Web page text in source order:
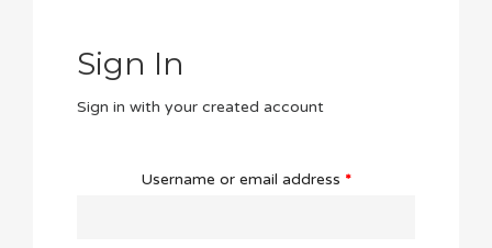
Sign In
Sign in with your created account
Username or email address *